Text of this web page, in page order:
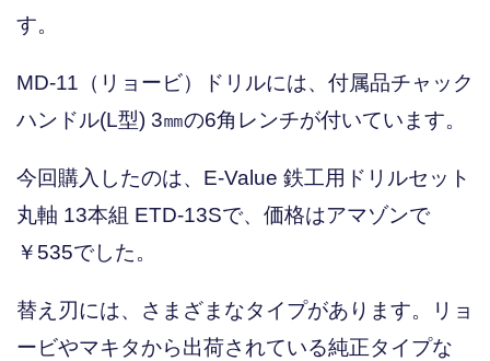
す。
MD-11（リョービ）ドリルには、付属品チャック
ハンドル(L型) 3㎜の6角レンチが付いています。
今回購入したのは、E-Value 鉄工用ドリルセット
丸軸 13本組 ETD-13Sで、価格はアマゾンで
￥535でした。
替え刃には、さまざまなタイプがあります。リョ
ービやマキタから出荷されている純正タイプな